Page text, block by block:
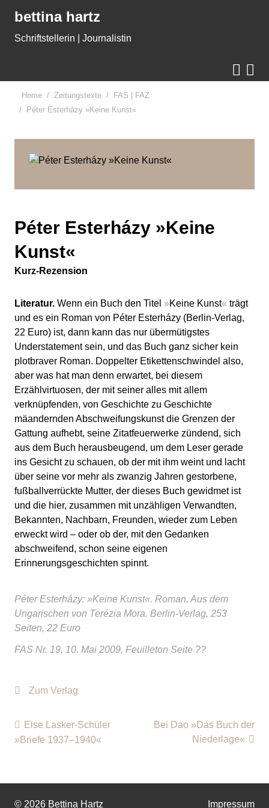
bettina hartz
Schriftstellerin | Journalistin
 
Home Zeitungstexte
FAS | FAZ
Péter Esterházy »Keine Kunst«
Péter Esterházy »Keine
Kunst«
Kurz-Rezension
Literatur. Wenn ein Buch den Titel »Keine Kunst« trägt
und es ein Roman von Péter Esterházy (Berlin-Verlag,
22 Euro) ist, dann kann das nur übermütigstes
Understatement sein, und das Buch ganz sicher kein
plotbraver Roman. Doppelter Etikettenschwindel also,
aber was hat man denn erwartet, bei diesem
Erzählvirtuosen, der mit seiner alles mit allem
verknüpfenden, von Geschichte zu Geschichte
mäandernden Abschweifungskunst die Grenzen der
Gattung aufhebt, seine Zitatfeuerwerke zündend, sich
aus dem Buch herausbeugend, um dem Leser gerade
ins Gesicht zu schauen, ob der mit ihm weint und lacht
über seine vor mehr als zwanzig Jahren gestorbene,
fußballverrückte Mutter, der dieses Buch gewidmet ist
und die hier, zusammen mit unzähligen Verwandten,
Bekannten, Nachbarn, Freunden, wieder zum Leben
erweckt wird – oder ob der, mit den Gedanken
abschweifend, schon seine eigenen
Erinnerungsgeschichten spinnt.
Péter Esterházy: »Keine Kunst«. Roman. Aus dem
Ungarischen von Terézia Mora. Berlin-Verlag, 253
Seiten, 22 Euro
FAS Nr. 19, 10. Mai 2009, Feuilleton Seite ??
Zum Verlag
Bei Dao »Das Buch der
Niederlage«
Else Lasker-Schüler
»Briefe 1937–1940«
© 2026 Bettina Hartz Impressum